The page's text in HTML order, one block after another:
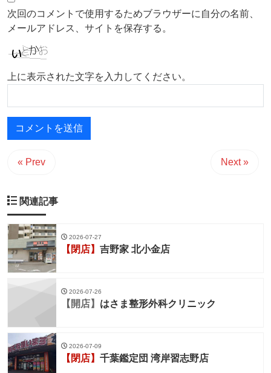
次回のコメントで使用するためブラウザーに自分の名前、
メールアドレス、サイトを保存する。
上に表示された文字を入力してください。
« Prev Next »
関連記事
2026-07-27
【閉店】 吉野家 北小金店
2026-07-26
【開店】 はさま整形外科クリニック
2026-07-09
【閉店】 千葉鑑定団 湾岸習志野店